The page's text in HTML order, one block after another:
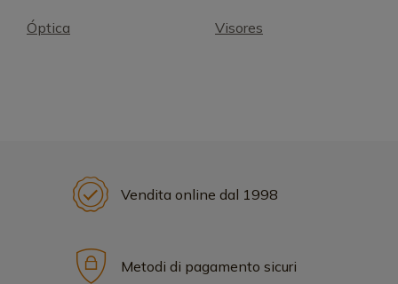
Óptica Visores
Vendita online dal 1998
Metodi di pagamento sicuri